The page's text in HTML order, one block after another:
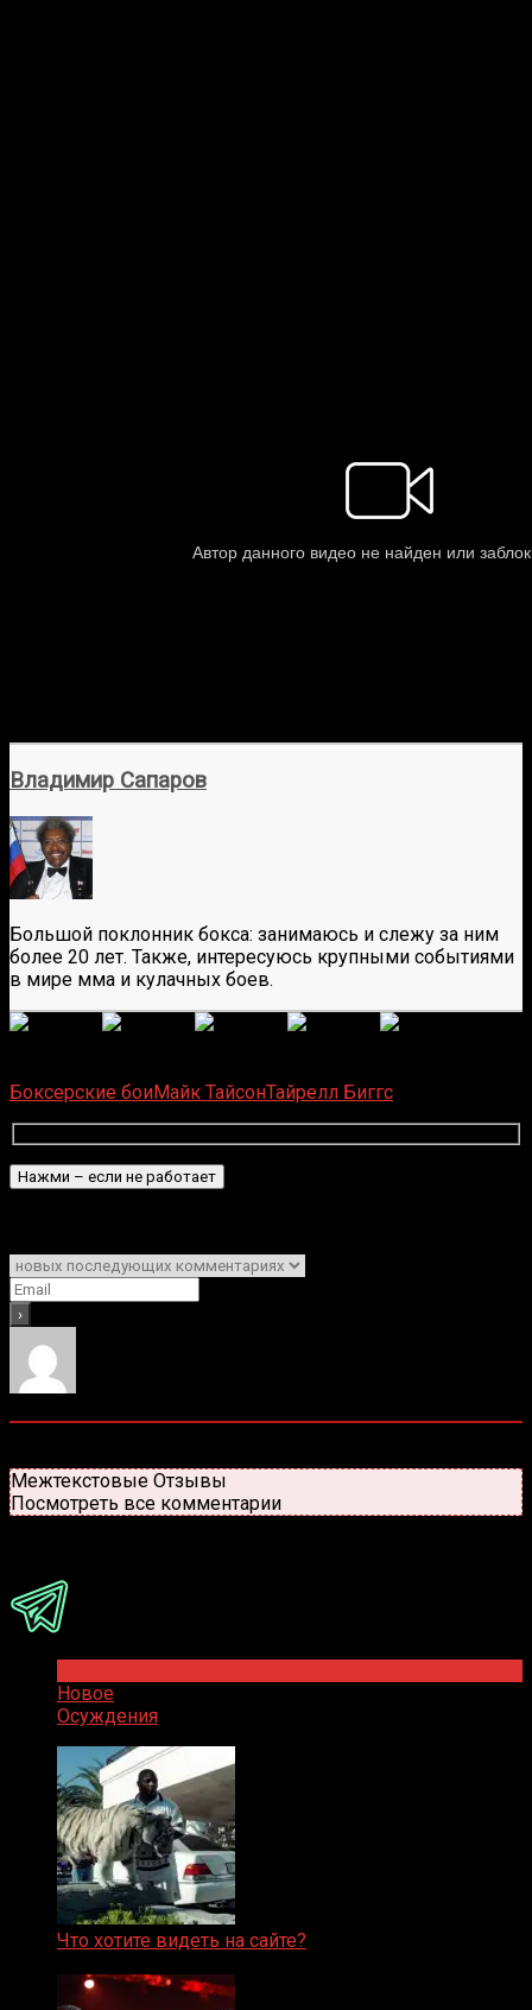
Владимир Сапаров
Большой поклонник бокса: занимаюсь и слежу за ним
более 20 лет. Также, интересуюсь крупными событиями
в мире мма и кулачных боев.
Боксерские боиМайк ТайсонТайрелл Биггс
Межтекстовые Отзывы
Посмотреть все комментарии
Новое
Осуждения
Что хотите видеть на сайте?